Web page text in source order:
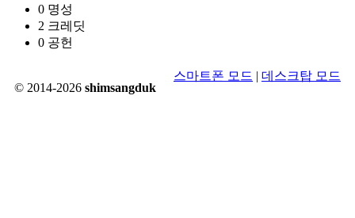
0 명성
2 크레딧
0 공헌
© 2014-2026 shimsangduk
스마트폰 모드 | 데스크탑 모드